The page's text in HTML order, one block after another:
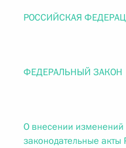
РОССИЙСКАЯ
ФЕДЕРАЛЬНЫЙ ЗАКОН
О внесении изменений
законодательные